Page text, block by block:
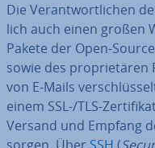
Die Ver­ant­wort­li­chen
lich auch einen großen
Pakete der Open-
sowie des pro­prie­tä­ren
von E-Mails
einem SSL-/TLS-
Versand und Empfang